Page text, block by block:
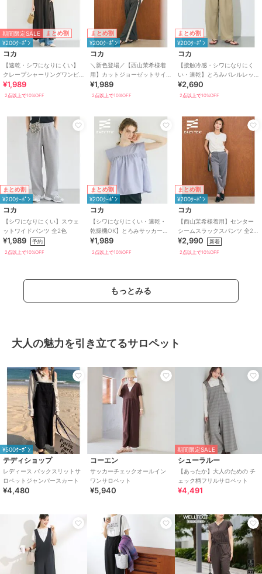
期間限定SALE まとめ割
¥200ｸｰﾎﾟﾝ
コカ
【速乾・シワになりにくい】
クレープシャーリングワンピ
ース 全2色
¥1,989
2点以上で10%OFF
まとめ割
¥200ｸｰﾎﾟﾝ
コカ
＼新色登場／【西山茉希様着
用】カットジョーゼットサイ
ドラインパンツ 全5色 / シワに
なりにくい
¥1,989
2点以上で10%OFF
まとめ割
¥200ｸｰﾎﾟﾝ
コカ
【接触冷感・シワになりにく
い・速乾】とろみバレルレッ
グスラックス 全2色
¥2,690
2点以上で10%OFF
まとめ割
¥200ｸｰﾎﾟﾝ
コカ
【シワになりにくい】スウェ
ットワイドパンツ 全2色
¥1,989 予約
2点以上で10%OFF
まとめ割
¥200ｸｰﾎﾟﾝ
コカ
【シワになりにくい・速乾・
乾燥機OK】とろみサッカース
タンドカラーブラウス 全2色
¥1,989
2点以上で10%OFF
まとめ割
¥200ｸｰﾎﾟﾝ
コカ
【西山茉希様着用】センター
シームスラックスパンツ 全2色
/ シワになりにくい・速乾・乾
燥機OK
¥2,990 新着
2点以上で10%OFF
もっとみる
大人の魅力を引き立てるサロペット
¥500ｸｰﾎﾟﾝ
テディショップ
レディース バックスリットサ
ロペットジャンパースカート
¥4,480
コーエン
サッカーチェックオールイン
ワンサロペット
¥5,940
期間限定SALE
シューラルー
【あったか】大人のための チ
ェック柄フリルサロペット
¥4,491